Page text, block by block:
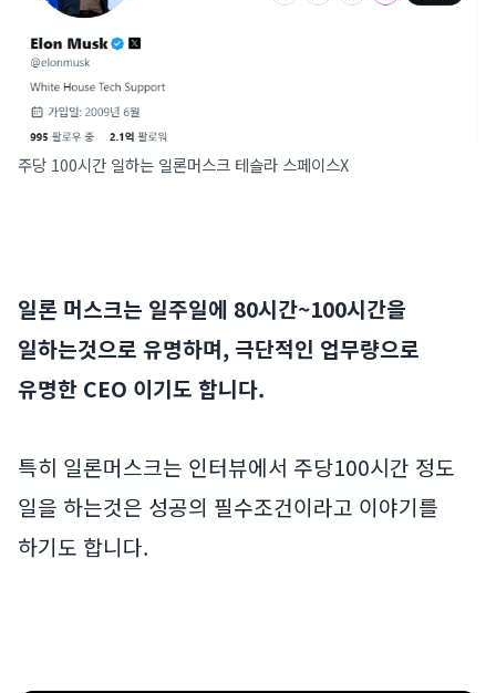
주당 100시간 일하는 일론머스크 테슬라 스페이스X
일론 머스크는 일주일에 80시간~100시간을
일하는것으로 유명하며, 극단적인 업무량으로
유명한 CEO 이기도 합니다.
특히 일론머스크는 인터뷰에서 주당100시간 정도
일을 하는것은 성공의 필수조건이라고 이야기를
하기도 합니다.